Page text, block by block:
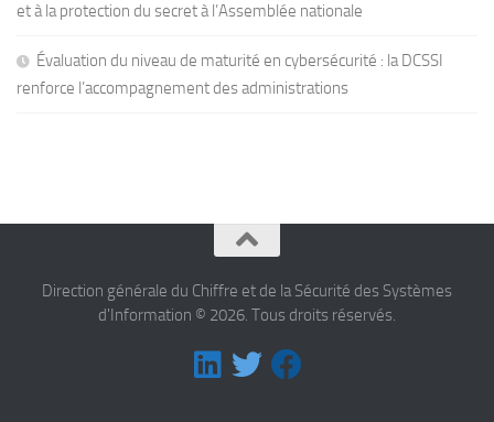
et à la protection du secret à l’Assemblée nationale
Évaluation du niveau de maturité en cybersécurité : la DCSSI
renforce l’accompagnement des administrations
Direction générale du Chiffre et de la Sécurité des Systèmes
d'Information © 2026. Tous droits réservés.